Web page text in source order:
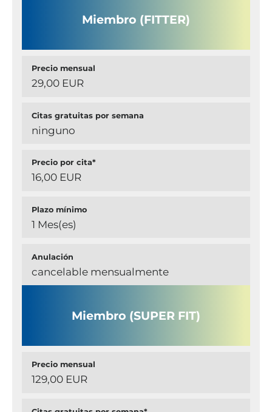
Miembro (FITTER)
Precio mensual
29,00 EUR
Citas gratuitas por semana
ninguno
Precio por cita*
16,00 EUR
Plazo mínimo
1 Mes(es)
Anulación
cancelable mensualmente
Miembro (SUPER FIT)
Precio mensual
129,00 EUR